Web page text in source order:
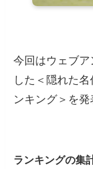
今回はウェブ
した＜隠れた
ンキング＞を
ランキングの集